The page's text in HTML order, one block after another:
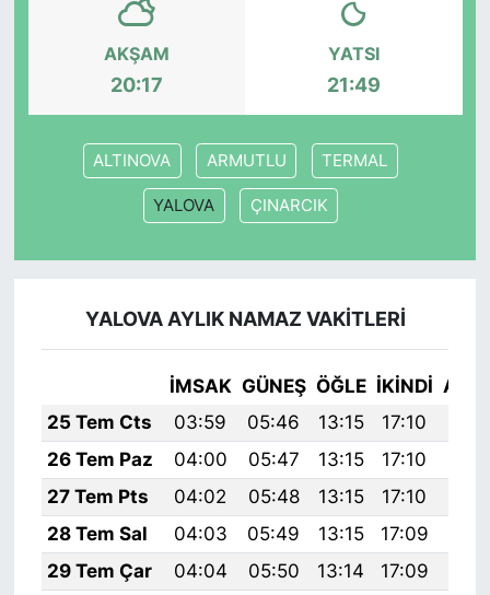
AKŞAM
20:17
YATSI
21:49
ALTINOVA ARMUTLU TERMAL
YALOVA ÇINARCIK
YALOVA AYLIK NAMAZ VAKITLERI
İMSAK GÜNEŞ ÖĞLE İKINDI
25 Tem Cts
03:59 05:46 13:15 17:10
26 Tem Paz
04:00 05:47 13:15 17:10
27 Tem Pts
04:02 05:48 13:15 17:10
28 Tem Sal
04:03 05:49 13:15 17:09
29 Tem Çar
04:04 05:50 13:14 17:09